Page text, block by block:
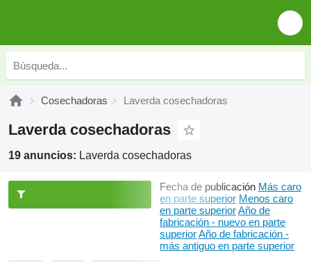
Cosechadoras Laverda cosechadoras
Laverda cosechadoras
19 anuncios: Laverda cosechadoras
Fecha de publicación Más caro
en parte superior Menos caro
en parte superiorAño de
fabricación - nuevo en parte
superiorAño de fabricación -
más antiguo en parte superior